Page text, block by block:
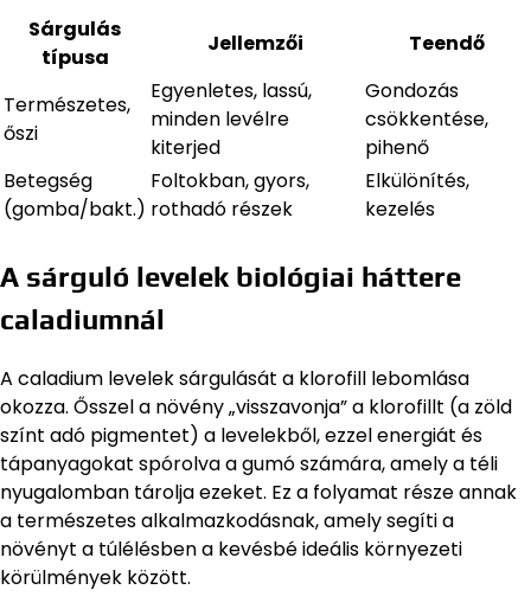
Sárgulás
típusa
Jellemzői Teendő
Természetes,
őszi
Egyenletes, lassú,
minden levélre
kiterjed
Gondozás
csökkentése,
pihenő
Betegség
(gomba/bakt.)
Foltokban, gyors,
rothadó részek
Elkülönítés,
kezelés
A sárguló levelek biológiai háttere
caladiumnál
A caladium levelek sárgulását a klorofill lebomlása
okozza. Ősszel a növény „visszavonja” a klorofillt (a zöld
színt adó pigmentet) a levelekből, ezzel energiát és
tápanyagokat spórolva a gumó számára, amely a téli
nyugalomban tárolja ezeket. Ez a folyamat része annak
a természetes alkalmazkodásnak, amely segíti a
növényt a túlélésben a kevésbé ideális környezeti
körülmények között.